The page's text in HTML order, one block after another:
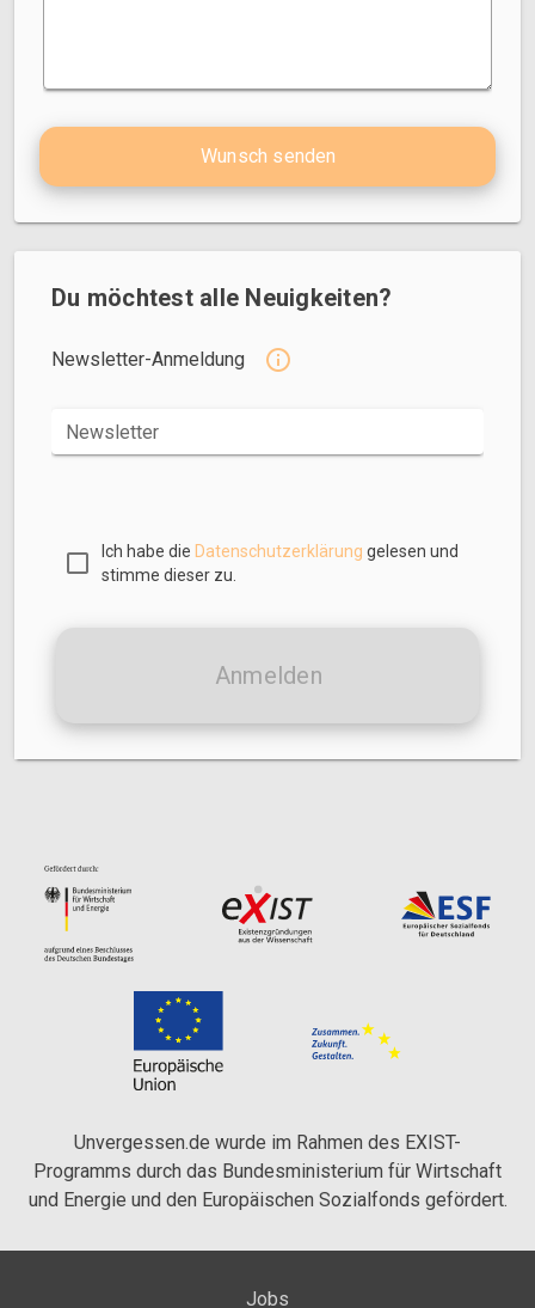
Wunsch senden
Du möchtest alle Neuigkeiten?
Newsletter-Anmeldung
Newsletter
Ich habe die Datenschutzerklärung gelesen und
stimme dieser zu.
Anmelden
Unvergessen.de wurde im Rahmen des EXIST-
Programms durch das Bundesministerium für Wirtschaft
und Energie und den Europäischen Sozialfonds gefördert.
Jobs